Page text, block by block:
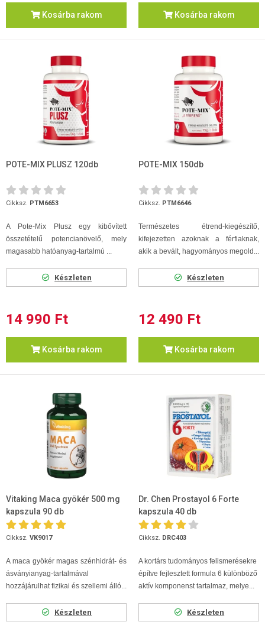
Kosárba rakom Kosárba rakom
POTE-MIX PLUSZ 120db
Cikksz. PTM6653
A Pote-Mix Plusz egy kibővített
összetételű potencianövelő, mely
magasabb hatóanyag-tartalmú ...
Készleten
14 990 Ft
Kosárba rakom
POTE-MIX 150db
Cikksz. PTM6646
Természetes étrend-kiegészítő,
kifejezetten azoknak a férfiaknak,
akik a bevált, hagyományos megold...
Készleten
12 490 Ft
Kosárba rakom
Vitaking Maca gyökér 500 mg
kapszula 90 db
Cikksz. VK9017
A maca gyökér magas szénhidrát- és
ásványianyag-tartalmával
hozzájárulhat fizikai és szellemi álló...
Készleten
Dr. Chen Prostayol 6 Forte
kapszula 40 db
Cikksz. DRC403
A kortárs tudományos felismerésekre
építve fejlesztett formula 6 különböző
aktív komponenst tartalmaz, melye...
Készleten